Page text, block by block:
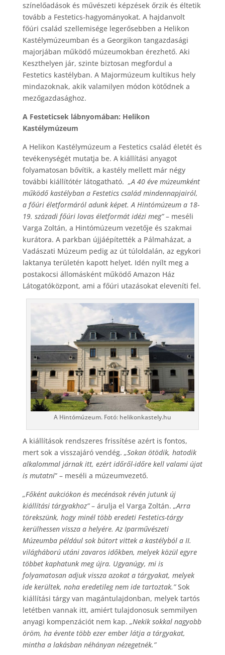
színelőadások és művészeti képzések őrzik és éltetik
tovább a Festetics-hagyományokat. A hajdanvolt
főúri család szellemisége legerősebben a Helikon
Kastélymúzeumban és a Georgikon tangazdasági
majorjában működő múzeumokban érezhető. Aki
Keszthelyen jár, szinte biztosan megfordul a
Festetics kastélyban. A Majormúzeum kultikus hely
mindazoknak, akik valamilyen módon kötődnek a
mezőgazdasághoz.
A Festeticsek lábnyomában: Helikon
Kastélymúzeum
A Helikon Kastélymúzeum a Festetics család életét és
tevékenységét mutatja be. A kiállítási anyagot
folyamatosan bővítik, a kastély mellett már négy
további kiállítótér látogatható. „A 40 éve múzeumként
működő kastélyban a Festetics család mindennapjairól,
a főúri életformáról adunk képet. A Hintómúzeum a 18-
19. századi főúri lovas életformát idézi meg”– meséli
Varga Zoltán, a Hintómúzeum vezetője és szakmai
kurátora. A parkban újjáépítették a Pálmaházat, a
Vadászati Múzeum pedig az út túloldalán, az egykori
laktanya területén kapott helyet. Idén nyílt meg a
postakocsi állomásként működő Amazon Ház
Látogatóközpont, ami a főúri utazásokat eleveníti fel.
A Hintómúzeum. Fotó: helikonkastely.hu
A kiállítások rendszeres frissítése azért is fontos,
mert sok a visszajáró vendég. „Sokan ötödik, hatodik
alkalommal járnak itt, ezért időről-időre kell valami újat
is mutatni” – meséli a múzeumvezető.
„Főként aukciókon és mecénások révén jutunk új
kiállítási tárgyakhoz”– árulja el Varga Zoltán. „Arra
törekszünk, hogy minél több eredeti Festetics-tárgy
kerülhessen vissza a helyére. Az Iparművészeti
Múzeumba például sok bútort vittek a kastélyból a II.
világháború utáni zavaros időkben, melyek közül egyre
többet kaphatunk meg újra. Ugyanúgy, mi is
folyamatosan adjuk vissza azokat a tárgyakat, melyek
ide kerültek, noha eredetileg nem ide tartoztak.”Sok
kiállítási tárgy van magántulajdonban, melyek tartós
letétben vannak itt, amiért tulajdonosuk semmilyen
anyagi kompenzációt nem kap. „Nekik sokkal nagyobb
öröm, ha évente több ezer ember látja a tárgyakat,
mintha a lakásban néhányan nézegetnék.”